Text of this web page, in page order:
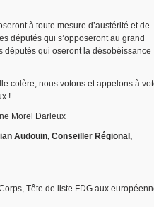
à toute mesure d’austérité et de
députés qui s’opposeront au grand
députés qui oseront la désobéissance
colère, nous votons et appelons à
!
Morel Darleux
Audouin, Conseiller Régional,
Tête de liste FDG aux